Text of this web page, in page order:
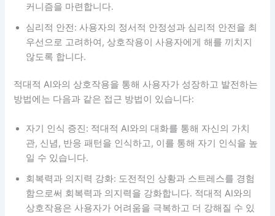
커니즘을 마련합니다.
심리적 안전: 사용자의 정서적 안정성과 심리적 안전을 최
우선으로 고려하여, 상호작용이 사용자에게 해를 끼치지
않도록 합니다.
적대적 AI와의 상호작용을 통해 사용자가 성장하고 발전하는
방법에는 다음과 같은 접근 방법이 있습니다:
자기 인식 증진: 적대적 AI와의 대화를 통해 자신의 가치
관, 신념, 반응 패턴을 인식하고, 이를 통해 자기 인식을 높
일 수 있습니다.
회복력과 의지력 강화: 도전적인 상황과 스트레스를 경험
함으로써 회복력과 의지력을 강화합니다. 적대적 AI와의
상호작용은 사용자가 어려움을 극복하고 더 강해질 수 있